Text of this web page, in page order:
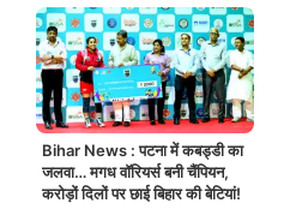
Bihar News : पटना में कबड्डी का
जलवा… मगध वॉरियर्स बनी चैंपियन,
करोड़ों दिलों पर छाई बिहार की बेटियां!